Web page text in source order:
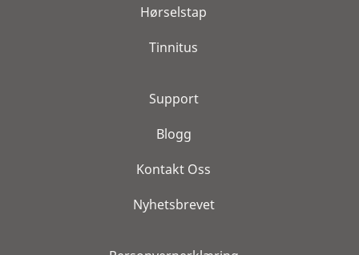
Hørselstap
Tinnitus
Support
Blogg
Kontakt Oss
Nyhetsbrevet